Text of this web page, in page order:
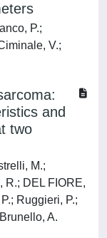
P.;
V.;
and
two
M.;
R.; DEL FIORE,
Ruggieri, P.;
A.